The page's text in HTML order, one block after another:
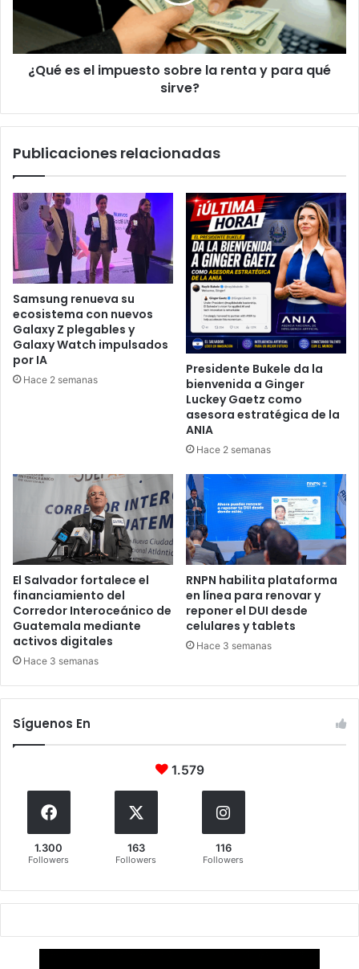
renta
para
qué¿Qué es el impuesto sobre la renta y para qué
sirve?
Publicaciones relacionadas
Samsung renueva su
ecosistema con nuevos
Galaxy Z plegables y
Galaxy Watch impulsados
por IA
Hace 2 semanas
Presidente Bukele da la
bienvenida a Ginger
Luckey Gaetz como
asesora estratégica de la
ANIA
Hace 2 semanas
El Salvador fortalece el
financiamiento del
Corredor Interoceánico de
Guatemala mediante
activos digitales
Hace 3 semanas
RNPN habilita plataforma
en línea para renovar y
reponer el DUI desde
celulares y tablets
Hace 3 semanas
Síguenos En
1.579
1.300
Followers
163
Followers
116
Followers